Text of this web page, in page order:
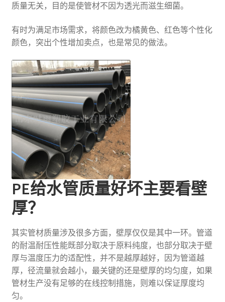
质量无关，目的是使管材不因为透光而滋生细菌。
有时为满足市场需求，将颜色改为橘黄色、红色等个性化
颜色，突出个性增加卖点，也是常见的做法。
PE给水管质量好坏主要看壁
厚？
其实管材质量涉及很多方面，壁厚仅仅是其中一环。管道
的耐温耐压性能既部分取决于原料纯度，也部分取决于壁
厚与温度压力的适配性，并不是越厚越好，因为管道越
厚，径流量就会越小，最关键的还是壁厚的均匀度，如果
管材生产没有足够的在线控制措施，则难以保证厚度均
匀。